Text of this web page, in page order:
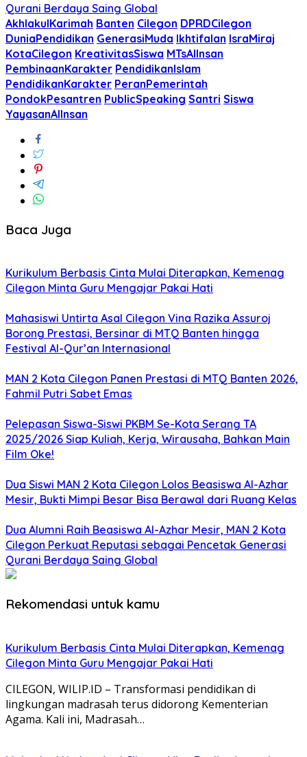
Qurani Berdaya Saing Global
AkhlakulKarimah Banten Cilegon DPRDCilegon
DuniaPendidikan GenerasiMuda Ikhtifalan IsraMiraj
KotaCilegon KreativitasSiswa MTsAlInsan
PembinaanKarakter PendidikanIslam
PendidikanKarakter PeranPemerintah
PondokPesantren PublicSpeaking Santri Siswa
YayasanAlInsan
Baca Juga
Kurikulum Berbasis Cinta Mulai Diterapkan, Kemenag
Cilegon Minta Guru Mengajar Pakai Hati
Mahasiswi Untirta Asal Cilegon Vina Razika Assuroj
Borong Prestasi, Bersinar di MTQ Banten hingga
Festival Al-Qur’an Internasional
MAN 2 Kota Cilegon Panen Prestasi di MTQ Banten 2026,
Fahmil Putri Sabet Emas
Pelepasan Siswa-Siswi PKBM Se-Kota Serang TA
2025/2026 Siap Kuliah, Kerja, Wirausaha, Bahkan Main
Film Oke!
Dua Siswi MAN 2 Kota Cilegon Lolos Beasiswa Al-Azhar
Mesir, Bukti Mimpi Besar Bisa Berawal dari Ruang Kelas
Dua Alumni Raih Beasiswa Al-Azhar Mesir, MAN 2 Kota
Cilegon Perkuat Reputasi sebagai Pencetak Generasi
Qurani Berdaya Saing Global
Rekomendasi untuk kamu
Kurikulum Berbasis Cinta Mulai Diterapkan, Kemenag
Cilegon Minta Guru Mengajar Pakai Hati
CILEGON, WILIP.ID – Transformasi pendidikan di
lingkungan madrasah terus didorong Kementerian
Agama. Kali ini, Madrasah…